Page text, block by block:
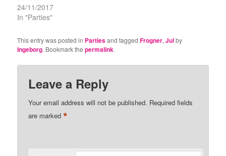
24/11/2017
In "Parties"
This entry was posted in Partiesand taggedFrogner,Julby
Ingeborg. Bookmark thepermalink.
Leave a Reply
Your email address will not be published. Required fields
are marked*